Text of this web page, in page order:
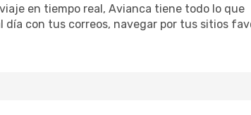
en tiempo real, Avianca tiene todo lo que
día con tus correos, navegar por tus sitios